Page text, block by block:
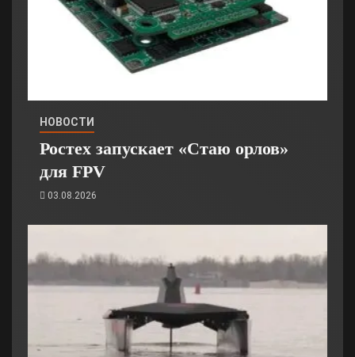
НОВОСТИ
Ростех запускает «Стаю орлов»
для FPV
03.08.2026